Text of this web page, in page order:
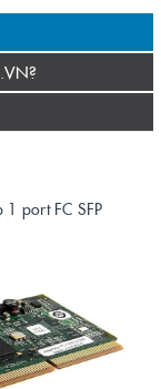
1 port FC SFP